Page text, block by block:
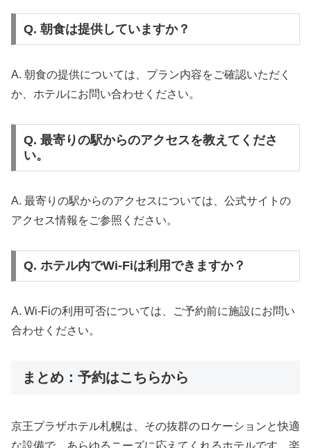
Q. 朝食は提供していますか？
A. 朝食の提供については、プラン内容をご確認いただく
か、ホテルにお問い合わせください。
Q. 最寄りの駅からのアクセスを教えてくださ
い。
A. 最寄りの駅からのアクセスについては、公式サイトの
アクセス情報をご参照ください。
Q. ホテル内でWi-Fiは利用できますか？
A. Wi-Fiの利用可否については、ご予約前に施設にお問い
合わせください。
まとめ：予約はこちらから
京王プラザホテル札幌は、その抜群のロケーションと快適